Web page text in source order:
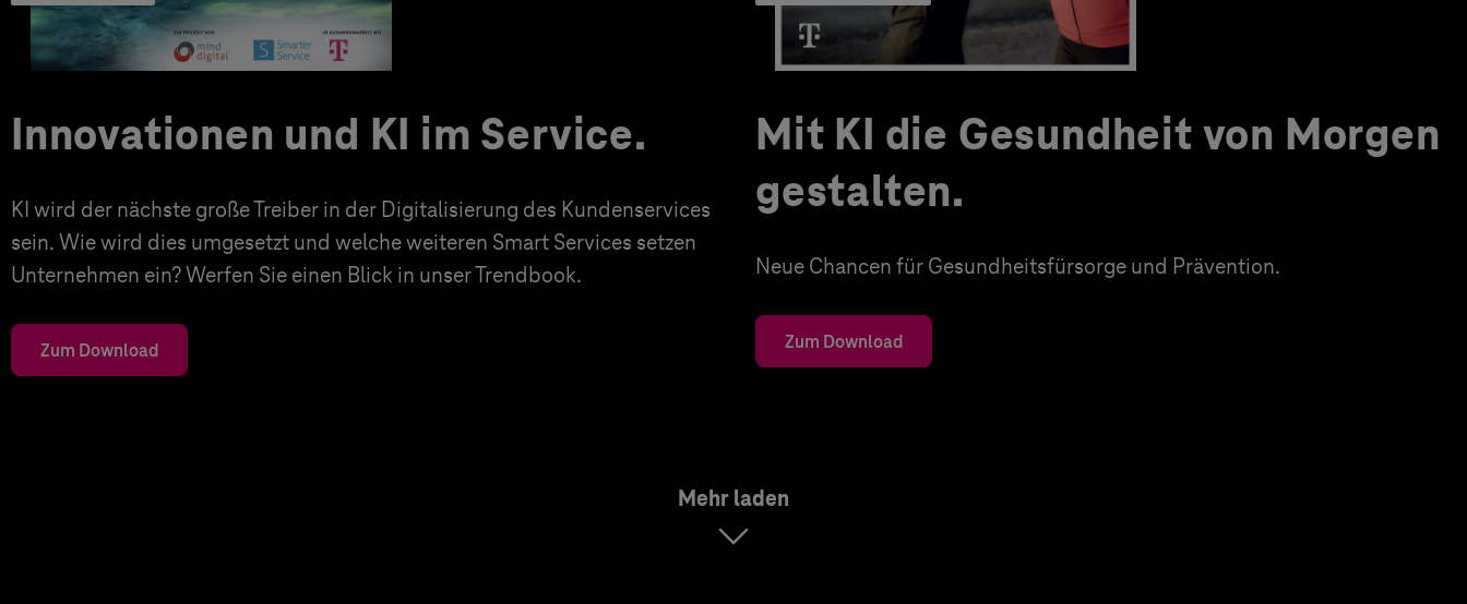
Innovationen und KI im Service.
KI wird der nächste große Treiber in der Digitalisierung des Kundenservices
sein. Wie wird dies umgesetzt und welche weiteren Smart Services setzen
Unternehmen ein? Werfen Sie einen Blick in unser Trendbook.
Zum Download
Mit KI die Gesundheit von Morgen
gestalten.
Neue Chancen für Gesundheitsfürsorge und Prävention.
Zum Download
Mehr laden